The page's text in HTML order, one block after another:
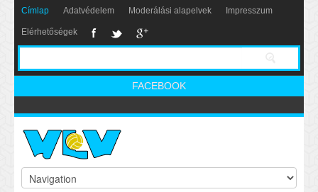
Címlap Adatvédelem Moderálási alapelvek Impresszum
Elérhetőségek
FACEBOOK